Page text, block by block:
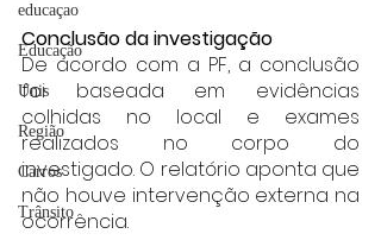
educaçao
Educação
Unis
Região
Carros
Trânsito
Conclusão da investigação
De acordo com a PF, a conclusão
foi baseada em evidências
colhidas no local e exames
realizados no corpo do
investigado. O relatório aponta que
não houve intervenção externa na
ocorrência.